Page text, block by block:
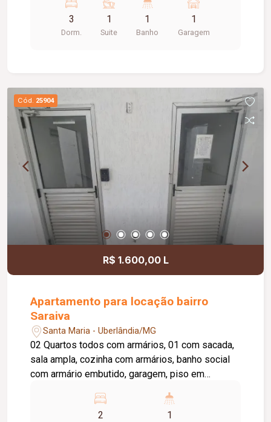
fundo de reserva. Taxa de condomínio deverá ser
cobrada junto ao aluguel e o boleto do
condomínio será pago pela imobiliária.
3
Dorm.
1
Suite
1
Banho
1
Garagem
Cód. 25904
R$ 1.600,00 L
Apartamento para locação bairro
Saraiva
Santa Maria - Uberlândia/MG
02 Quartos todos com armários, 01 com sacada,
sala ampla, cozinha com armários, banho social
com armário embutido, garagem, piso em
rateio de despesas.
2
1